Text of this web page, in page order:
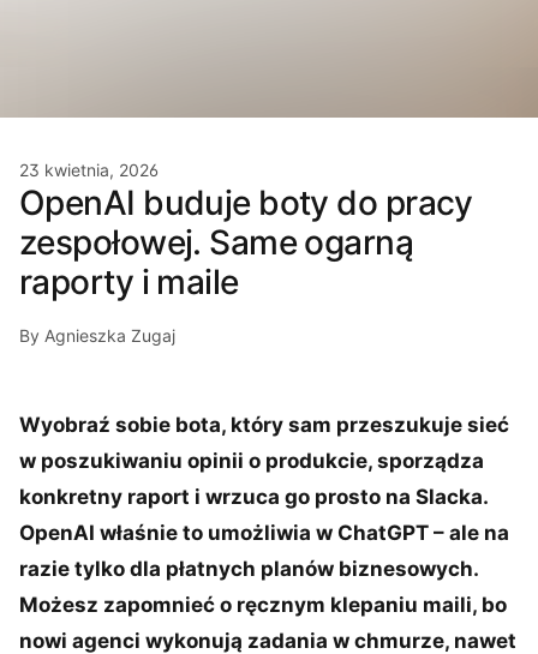
23 kwietnia, 2026
OpenAI buduje boty do pracy
zespołowej. Same ogarną
raporty i maile
By Agnieszka Zugaj
Wyobraź sobie bota, który sam przeszukuje sieć
w poszukiwaniu opinii o produkcie, sporządza
konkretny raport i wrzuca go prosto na Slacka.
OpenAI właśnie to umożliwia w ChatGPT – ale na
razie tylko dla płatnych planów biznesowych.
Możesz zapomnieć o ręcznym klepaniu maili, bo
nowi agenci wykonują zadania w chmurze, nawet